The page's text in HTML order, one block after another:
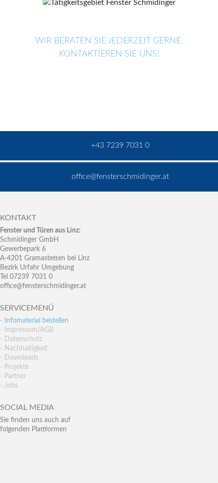
WIR BERATEN SIE JEDERZEIT GERNE.
KONTAKTIEREN SIE UNS!
+43 7239 7031 0
office@fensterschmidinger.at
KONTAKT
Fenster und Türen aus Linz:
Schmidinger GmbH
Gewerbepark 6
A-4201 Gramastetten bei Linz
Bezirk Urfahr Umgebung
Tel 07239 7031 0
office@fensterschmidinger.at
SERVICEMENÜ
- Infomaterial bestellen
- Impressum/AGB
- Datenschutz
- Nachhaltigkeit
- Downloads
- Projekte
- Partner
- Jobs
SOCIAL MEDIA
Sie finden uns auch auf
folgenden Plattformen